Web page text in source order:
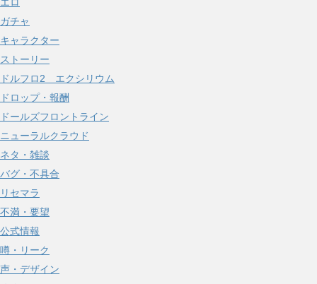
ガチャ
キャラクター
ストーリー
ドルフロ2 エクシリウム
ドロップ・報酬
ドールズフロントライン
ニューラルクラウド
ネタ・雑談
バグ・不具合
リセマラ
不満・要望
公式情報
噂・リーク
声・デザイン